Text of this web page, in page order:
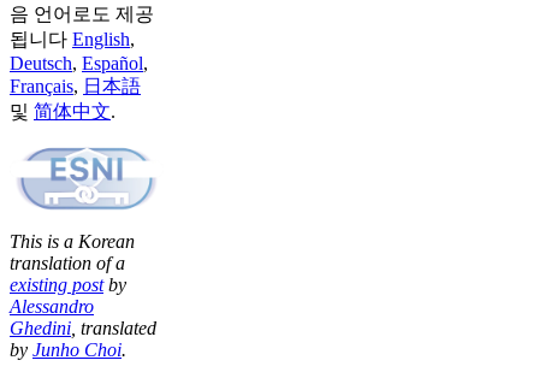
음 언어로도 제공
됩니다 English,
Deutsch, Español,
Français, 日本語
및 简体中文.
This is a Korean
translation of a
existing postby
Alessandro
Ghedini , translated
by Junho Choi.